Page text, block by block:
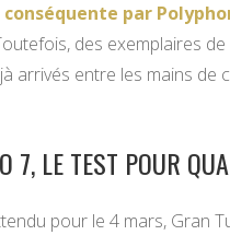
par
des exemplaires
arrivés entre les mains de
7, LE TEST POUR
pour le 4 mars, Gran